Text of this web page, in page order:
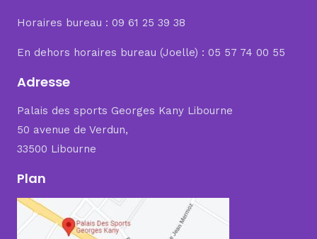
Horaires bureau : 09 61 25 39 38
En dehors horaires bureau (Joelle) : 05 57 74 00 55
Adresse
Palais des sports Georges Kany Libourne
50 avenue de Verdun,
33500 Libourne
Plan